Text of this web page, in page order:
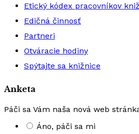
Etický kódex pracovníkov
Edičná činnosť
Partneri
Otváracie hodiny
Spýtajte sa knižnice
Anketa
Páči sa Vám naša nová web
Áno, páči sa mi